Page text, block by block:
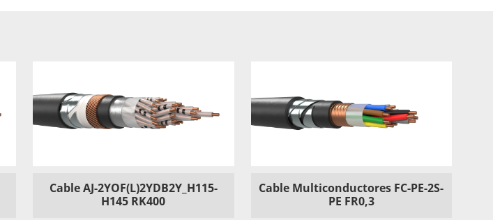
Cable AJ-2YOF(L)2YDB2Y_H115-
H145 RK400
Cable Multiconductores FC-PE-2S-
PE FR0,3